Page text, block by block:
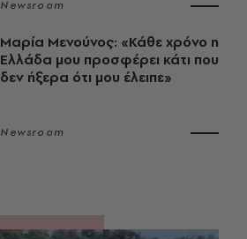
Newsroom
Μαρία Μενούνος: «Κάθε χρόνο η
Ελλάδα μου προσφέρει κάτι που
δεν ήξερα ότι μου έλειπε»
Newsroom